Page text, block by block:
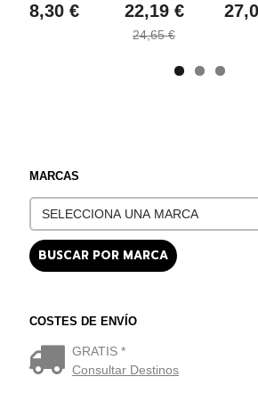
MARCAS
COSTES DE ENVÍO
GRATIS *
Consultar Destinos
8,30 € 22,19 €
24,65 €